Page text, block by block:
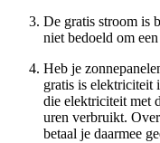
De gratis stroom is
niet bedoeld om
Heb je
gratis is elektriciteit
die elektriciteit met
uren verbruikt.
betaal je daarmee